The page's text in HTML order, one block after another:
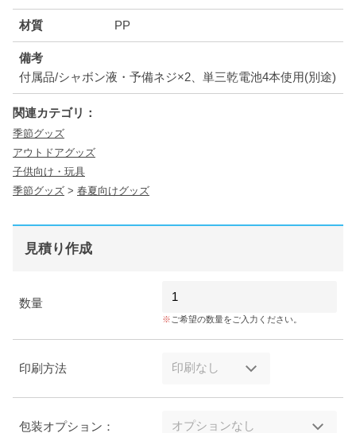
材質 PP
備考
付属品/シャボン液・予備ネジ×2、単三乾電池4本使用(別途)
関連カテゴリ：
季節グッズ
アウトドアグッズ
子供向け・玩具
季節グッズ > 春夏向けグッズ
見積り作成
数量
ご希望の数量をご入力ください。
印刷方法
包装オプション：